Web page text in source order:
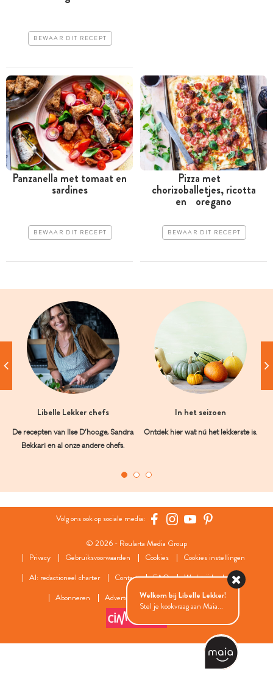
BEWAAR DIT RECEPT
Panzanella met tomaat en
sardines
BEWAAR DIT RECEPT
Pizza met
chorizoballetjes, ricotta
en oregano
BEWAAR DIT RECEPT
Libelle Lekker chefs
De recepten van Ilse D’hooge, Sandra
Bekkari en al onze andere chefs.
In het seizoen
Ontdek hier wat nú het lekkerste is.
Volg ons ook op sociale media:
© 2026 - Roularta Media Group
Privacy
Gebruiksvoorwaarden Cookies
Cookies instellingen
AI: redactioneel charter
Contact FAQ
Wedstrijdreglement
Abonneren
Adverteren Onze zusterwebsites
Welkom bij Libelle Lekker!
Stel je kookvraag aan Maia...